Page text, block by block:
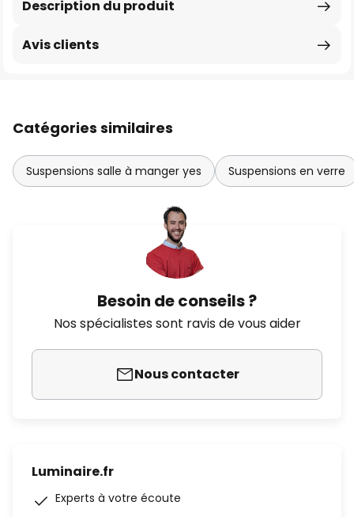
Description du produit
Avis clients
Catégories similaires
Suspensions salle à manger yes Suspensions en verre
Besoin de conseils ?
Nos spécialistes sont ravis de vous aider
Nous contacter
Luminaire.fr
Experts à votre écoute